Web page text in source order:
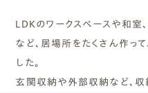
LDKのワークスペースや和室
など、居場所をたくさん作っ
した。
玄関収納や外部収納など、収